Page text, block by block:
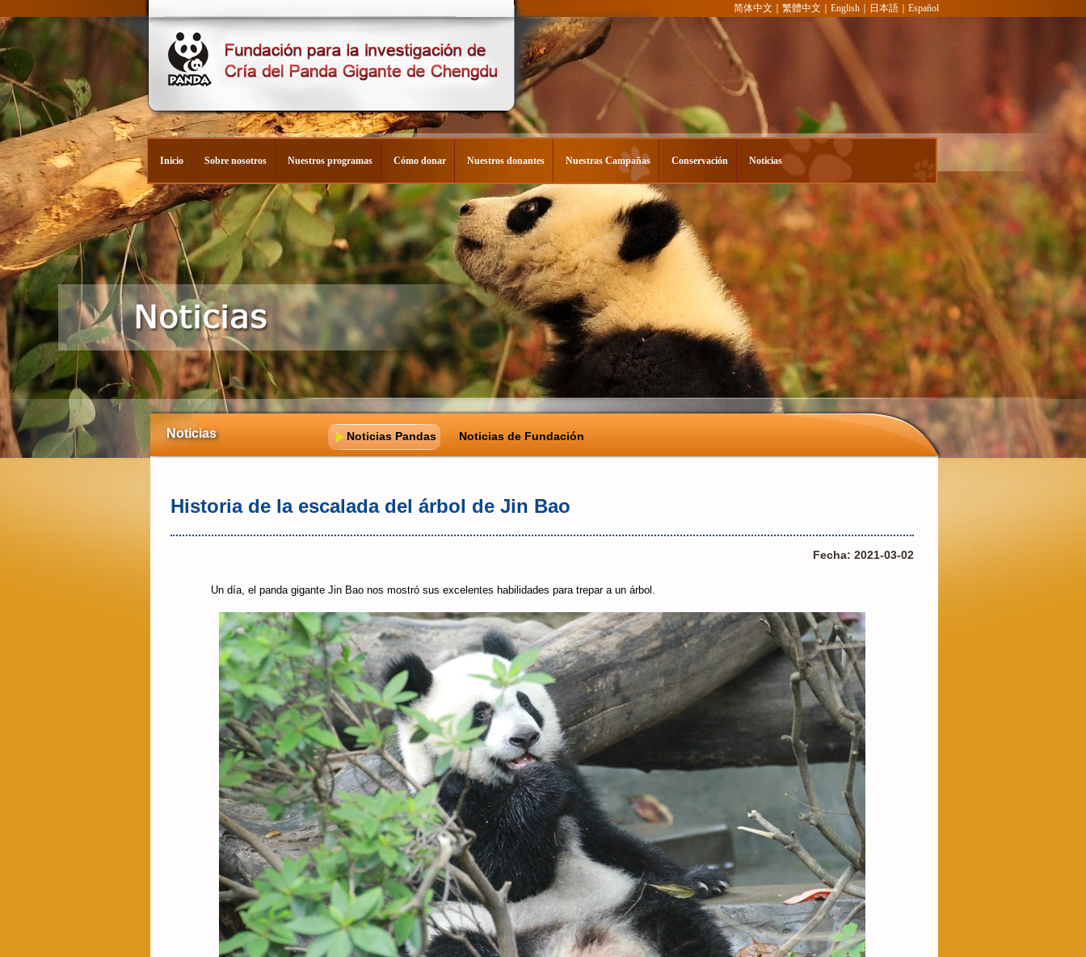
简体中文 繁體中文 English 日本語 Español
Tel：
86-
28-
Fax
86-
28-
Inicio Sobre nosotros Nuestros programas Cómo donar Nuestros donantes Nuestras Campañas Conservación Noticias
Noticias Noticias Pandas Noticias de Fundación
Historia de la escalada del árbol de Jin Bao
Fecha: 2021-03-02
Un día, el panda gigante Jin Bao nos mostró sus excelentes habilidades para trepar a un árbol.